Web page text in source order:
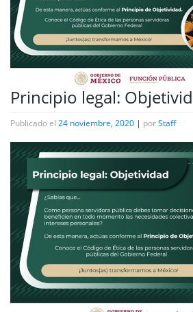
Principio legal:
Publicado el 24 noviembre, 2020 | porStaff